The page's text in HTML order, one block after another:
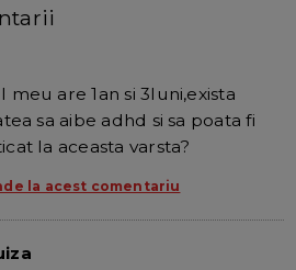
meu are 1an si 3luni,exista
sa aibe adhd si sa poata fi
la aceasta varsta?
la acest comentariu